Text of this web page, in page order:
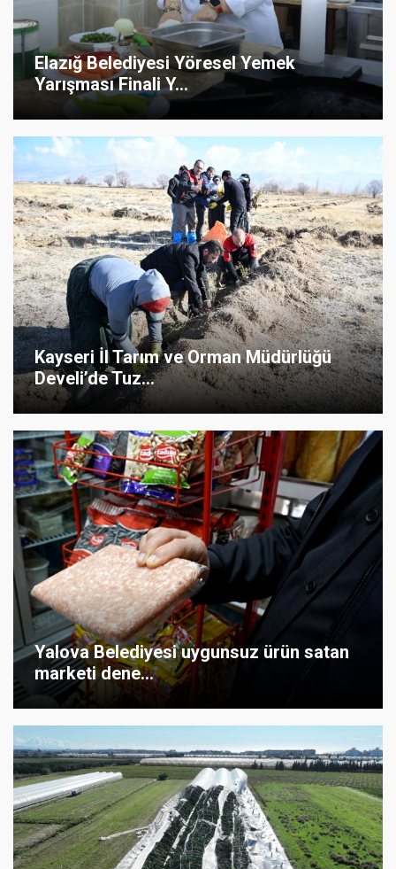
Elazığ Belediyesi Yöresel Yemek
Yarışması Finali Y...
Kayseri İl Tarım ve Orman Müdürlüğü
Develi’de Tuz...
Yalova Belediyesi uygunsuz ürün satan
marketi dene...